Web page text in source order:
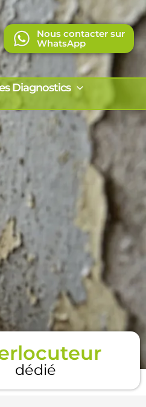
Nous contacter sur
WhatsApp
Diagnostics
dédié